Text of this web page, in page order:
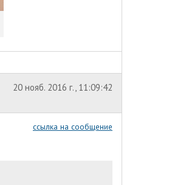
20 нояб. 2016 г., 11:09:42
ссылка на сообщение